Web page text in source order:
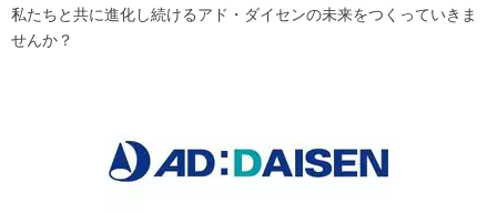
私たちと共に進化し続けるアド・ダイセンの未来をつくっていきま
せんか？